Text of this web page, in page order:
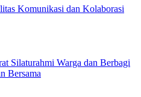
Komunikasi dan Kolaborasi
Silaturahmi Warga dan Berbagi
Bersama